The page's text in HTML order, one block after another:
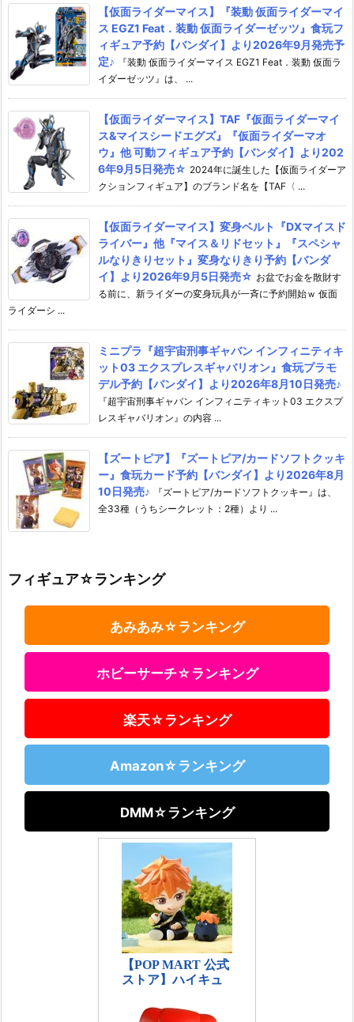
【仮面ライダーマイス】『装動 仮面ライダーマイ
ス EGZ1 Feat．装動 仮面ライダーゼッツ』食玩フ
ィギュア予約【バンダイ】より2026年9月発売予
定♪
『装動 仮面ライダーマイス EGZ1 Feat．装動 仮面ラ
イダーゼッツ』は、 ...
【仮面ライダーマイス】TAF『仮面ライダーマイ
ス&マイスシードエグズ』『仮面ライダーマオ
ウ』他 可動フィギュア予約【バンダイ】より202
6年9月5日発売☆ 2024年に誕生した【仮面ライダーア
クションフィギュア】のブランド名を【TAF〈 ...
【仮面ライダーマイス】変身ベルト『DXマイスド
ライバー』他『マイス＆リドセット』『スペシャ
ルなりきりセット』変身なりきり予約【バンダ
イ】より2026年9月5日発売☆ お盆でお金を散財す
る前に、新ライダーの変身玩具が一斉に予約開始ｗ 仮面
ライダーシ ...
ミニプラ『超宇宙刑事ギャバン インフィニティキ
ット03 エクスプレスギャバリオン』食玩プラモ
デル予約【バンダイ】より2026年8月10日発売♪
『超宇宙刑事ギャバン インフィニティキット03 エクスプ
レスギャバリオン』の内容 ...
【ズートピア】『ズートピア/カードソフトクッキ
ー』食玩カード予約【バンダイ】より2026年8月
10日発売♪
『ズートピア/カードソフトクッキー』は、
全33種（うちシークレット：2種）より ...
フィギュア☆ランキング
あみあみ☆ランキング
ホビーサーチ☆ランキング
楽天☆ランキング
Amazon☆ランキング
DMM☆ランキング